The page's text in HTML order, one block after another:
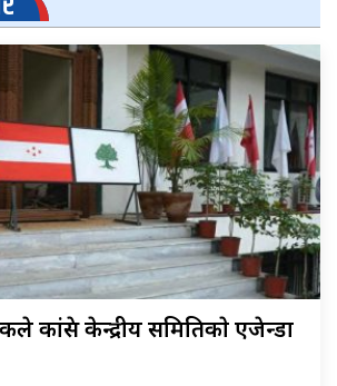
कांग्रेस केन्द्रीय समितिकाे एजेन्डा